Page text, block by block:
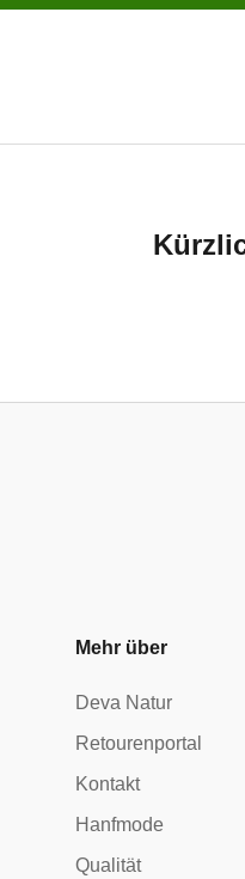
Mehr über
Deva Natur
Retourenportal
Kontakt
Hanfmode
Qualität